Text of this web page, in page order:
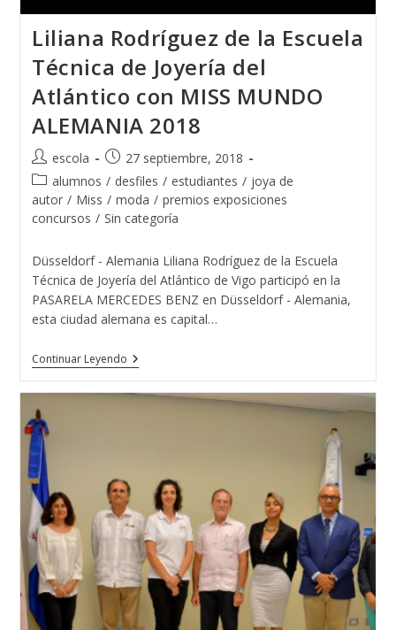
Liliana Rodríguez de la Escuela
Técnica de Joyería del
Atlántico con MISS MUNDO
ALEMANIA 2018
Autor
de
la
entrada:
escola
Publicación
de
la
entrada:
27 septiembre, 2018
Categoría
de
la
alumnos / desfiles / estudiantes / joya de
autor / Miss / moda / premios exposiciones
concursos / Sin categoría
Düsseldorf - Alemania Liliana Rodríguez de la Escuela
Técnica de Joyería del Atlántico de Vigo participó en la
PASARELA MERCEDES BENZ en Düsseldorf - Alemania,
esta ciudad alemana es capital…
Continuar LeyendoLiliana
Rodríguez
La
Atlántico
Con
MISS
MUNDO
ALEMANIA
2018